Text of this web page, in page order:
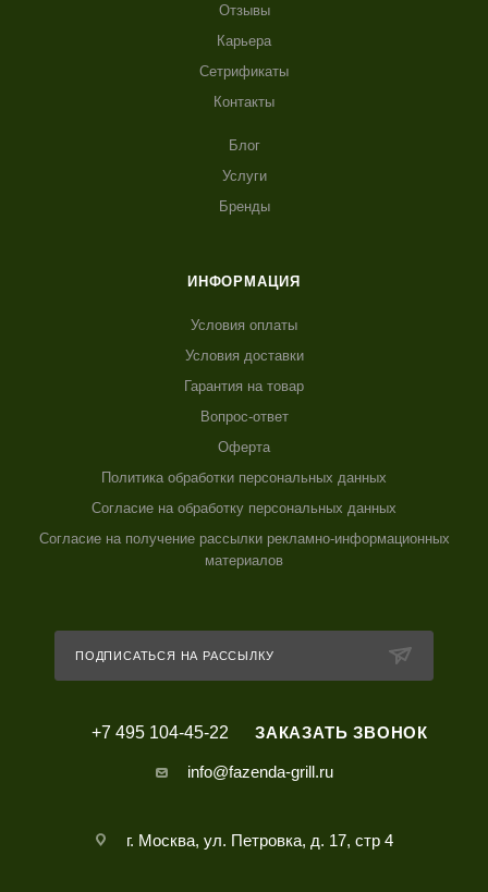
Отзывы
Карьера
Сетрификаты
Контакты
Блог
Услуги
Бренды
ИНФОРМАЦИЯ
Условия оплаты
Условия доставки
Гарантия на товар
Вопрос-ответ
Оферта
Политика обработки персональных данных
Согласие на обработку персональных данных
Согласие на получение рассылки рекламно-информационных
материалов
ПОДПИСАТЬСЯ НА РАССЫЛКУ
+7 495 104-45-22 ЗАКАЗАТЬ ЗВОНОК
info@fazenda-grill.ru
г. Москва, ул. Петровка, д. 17, стр 4